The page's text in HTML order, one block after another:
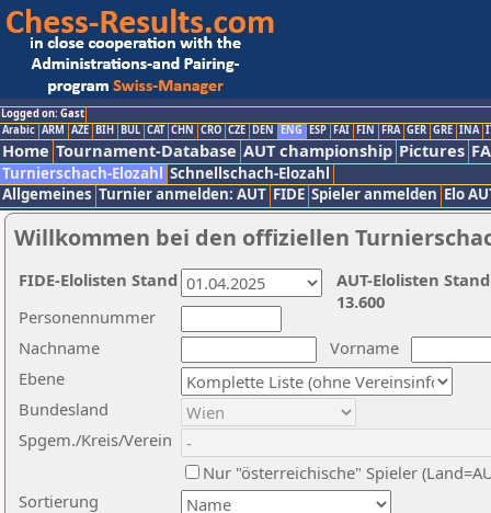
Logged on: Gast
Arabic ARM AZE BIH BUL CAT CHN CRO CZE DEN ENG ESP FAI FIN FRA GER GRE INA
Home Tournament-Database AUT championship Pictures
Turnierschach-Elozahl Schnellschach-Elozahl
Allgemeines Turnier anmelden: AUT FIDE Spieler anmelden Elo
Willkommen bei den offiziellen
Nachname
Vorname
Ebene
Sortierung
Personennummer
Bundesland
Spgem./Kreis/Verein
Nur "österreichische" Spieler
AUT-Elolisten
13.600
FIDE-Elolisten Stand